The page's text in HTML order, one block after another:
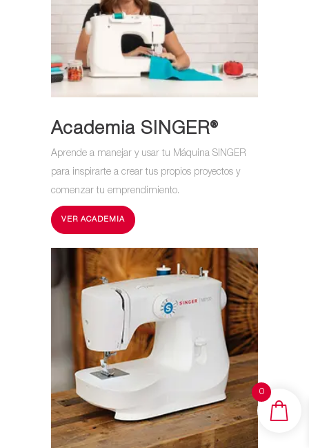
Academia SINGER®
Aprende a manejar y usar tu Máquina SINGER
para inspirarte a crear tus propios proyectos y
comenzar tu emprendimiento.
VER ACADEMIA
0